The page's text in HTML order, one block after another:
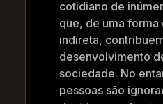
cotidiano de
que, de uma forma
indireta,
desenvolvimento
sociedade. No
pessoas são